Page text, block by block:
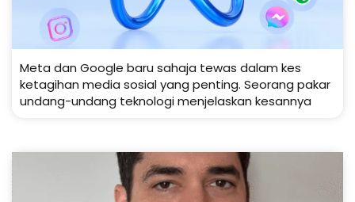
Meta dan Google baru sahaja tewas dalam kes
ketagihan media sosial yang penting. Seorang pakar
undang-undang teknologi menjelaskan kesannya